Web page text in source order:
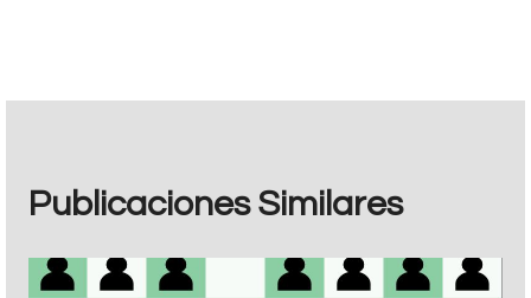
Publicaciones Similares